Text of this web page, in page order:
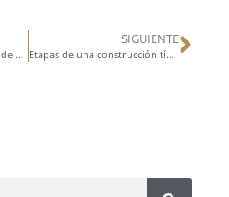
Innovaciones en el diseño de naves industriales
SIGUIENTE
Etapas de una construcción típica con Tilt Up